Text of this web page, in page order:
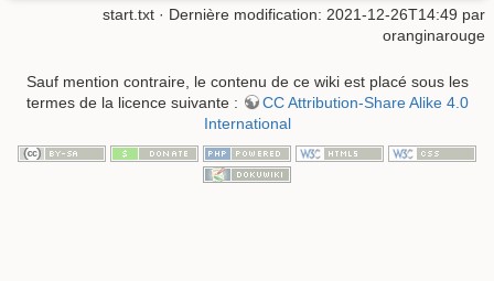
start.txt · Dernière modification: 2021-12-26T14:49 par
oranginarouge
Sauf mention contraire, le contenu de ce wiki est placé sous les
termes de la licence suivante :
CC Attribution-Share Alike 4.0
International